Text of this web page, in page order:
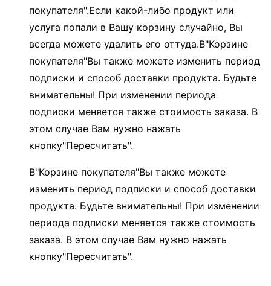
покупателя".Если какой-либо продукт или
услуга попали в Вашу корзину случайно, Вы
всегда можете удалить его оттуда.В"Корзине
покупателя"Вы также можете изменить период
подписки и способ доставки продукта. Будьте
внимательны! При изменении периода
подписки меняется также стоимость заказа. В
этом случае Вам нужно нажать
кнопку"Пересчитать".
В"Корзине покупателя"Вы также можете
изменить период подписки и способ доставки
продукта. Будьте внимательны! При изменении
периода подписки меняется также стоимость
заказа. В этом случае Вам нужно нажать
кнопку"Пересчитать".